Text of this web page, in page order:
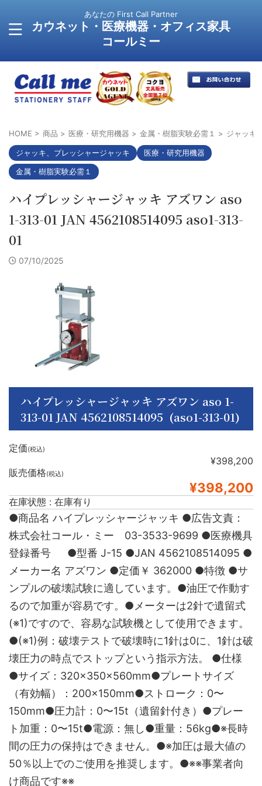
あなたの First Call Partner
カウネット・医療機器・オフィス家具
コールミー
HOME > 商品 > 医療・研究用機器 > 金属・樹脂実験必需１ > ジャッキ
ジャッキ、プレッシャージャッキ
医療・研究用機器
金属・樹脂実験必需１
ハイプレッシャージャッキ アズワン aso
1-313-01 JAN 4562108514095 aso1-313-
01
07/10/2025
ハイプレッシャージャッキ アズワン aso 1-
313-01 JAN 4562108514095 (aso1-313-01)
定価(税込)
¥398,200
販売価格(税込)
¥398,200
在庫状態 : 在庫有り
●商品名 ハイプレッシャージャッキ ●広告文責：
株式会社コール・ミー 03-3533-9699 ●医療機具
登録番号 ●型番 J-15 ●JAN 4562108514095 ●
メーカー名 アズワン ●定価￥ 362000 ●特徴 ●サ
ンプルの破壊試験に適しています。●油圧で作動す
るので加重が容易です。●メーターは2針で遺留式
(※1)ですので、容易な試験機として使用できます。
●(※1)例：破壊テストで破壊時に1針は0に、1針は破
壊圧力の時点でストップという指示方法。 ●仕様
●サイズ：320×350×560mm●プレートサイズ
（有効幅）：200×150mm●ストローク：0〜
150mm●圧力計：0〜15t（遺留針付き）●プレー
ト加重：0〜15t●電源：無し●重量：56kg●※長時
間の圧力の保持はできません。●※加圧は最大値の
50％以上でのご使用を推奨します。●※※事業者向
け商品です※※